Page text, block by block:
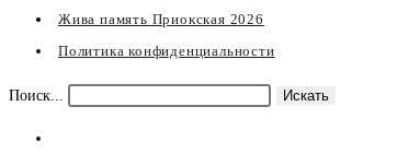
Жива память Приокская 2026
Политика конфиденциальности
Поиск... Искать